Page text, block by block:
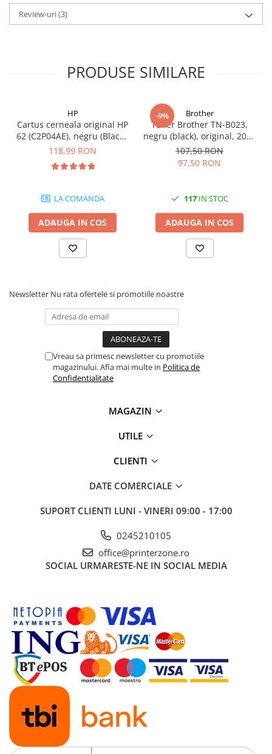
Pasta termica
Placi video profesionale
Adaptoare PCI / PCIe
Periferice PC
videoconferinta
Alte periferice
Accesorii PC
Routere
Switch-uri
Sisteme Mesh WiFi
Placi de retea
Camere IP
Baterii UPS
Accesorii UPS
Servere, Storage & NAS
Servere NAS
Servere
SSD enterprise
HDD enterprise
DAS (Direct Attached Storage)
Review-uri(3)
PRODUSE SIMILARE
HP
Cartus cerneala original HP
62 (C2P04AE), negru (Black),
200 pagini
118,99 RON
LA COMANDA
ADAUGA IN COS
-9% Brother
Toner Brother TN-B023,
negru (black), original, 2000
pagini
107,50 RON
97,50 RON
117IN STOC
ADAUGA IN COS
Newsletter Nu rata ofertele si promotiile noastre
Vreau sa primesc newsletter cu promotiile
magazinului. Afla mai multe in Politica de
Confidentialitate
MAGAZIN
UTILE
CLIENTI
DATE COMERCIALE
SUPORT CLIENTI LUNI - VINERI 09:00 - 17:00
0245210105
office@printerzone.ro
SOCIAL URMARESTE-NE IN SOCIAL MEDIA